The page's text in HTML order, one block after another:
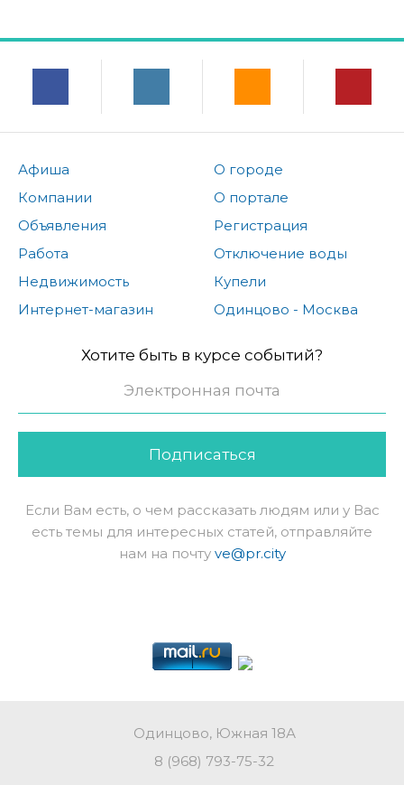
Афиша
Компании
Объявления
Работа
Недвижимость
Интернет-магазин
О городе
О портале
Регистрация
Отключение воды
Купели
Одинцово - Москва
Хотите быть в курсе событий?
Подписаться
Если Вам есть, о чем рассказать людям или у Вас
есть темы для интересных статей, отправляйте
нам на почту ve@pr.city
Одинцово, Южная 18А
8 (968) 793-75-32